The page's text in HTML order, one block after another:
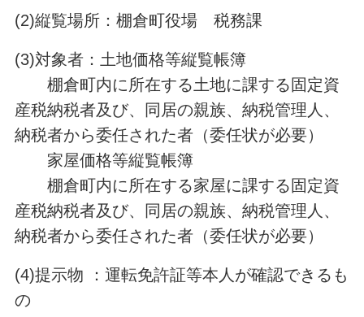
(2)縦覧場所：棚倉町役場 税務課
(3)対象者：土地価格等縦覧帳簿
棚倉町内に所在する土地に課する固定資
産税納税者及び、同居の親族、納税管理人、
納税者から委任された者（委任状が必要）
家屋価格等縦覧帳簿
棚倉町内に所在する家屋に課する固定資
産税納税者及び、同居の親族、納税管理人、
納税者から委任された者（委任状が必要）
(4)提示物 ：運転免許証等本人が確認できるも
の